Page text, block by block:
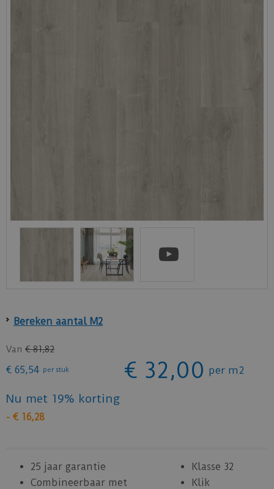
Bereken aantal M2
Van € 81,82
€ 65,54 per stuk € 32,00 per m2
Nu met 19% korting
- € 16,28
25 jaar garantie
Klasse 32
Combineerbaar met
Klik